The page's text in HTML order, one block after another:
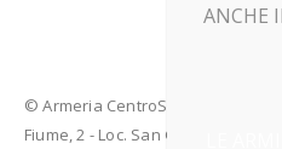
© Armeria CentroSport 31029
Fiume, 2 - Loc. San Giacomo di
ANCHE